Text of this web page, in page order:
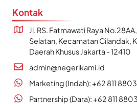
Kontak
Jl. RS. Fatmawati Raya
Selatan, Kecamatan Cilandak,
Daerah Khusus Jakarta - 12410
admin@negerikami.id
Marketing (Indah): +62 811 8803
Partnership (Dara): +62 811